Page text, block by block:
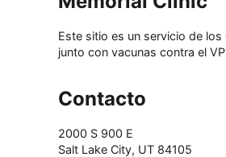
Este sitio es un servicio de
junto con vacunas contra el
Contacto
2000 S 900 E
Salt Lake City, UT 84105